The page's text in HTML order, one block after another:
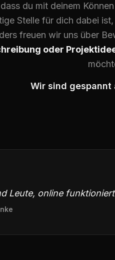
du mit deinem
Stelle für dich dabei
freuen wir uns über
oder
Wir sind gespannt
Leute, online